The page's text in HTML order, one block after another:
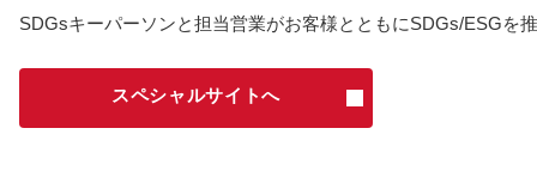
SDGsキーパーソンと担当営業がお客様とともにSDGs/ESGを
スペシャルサイトへ